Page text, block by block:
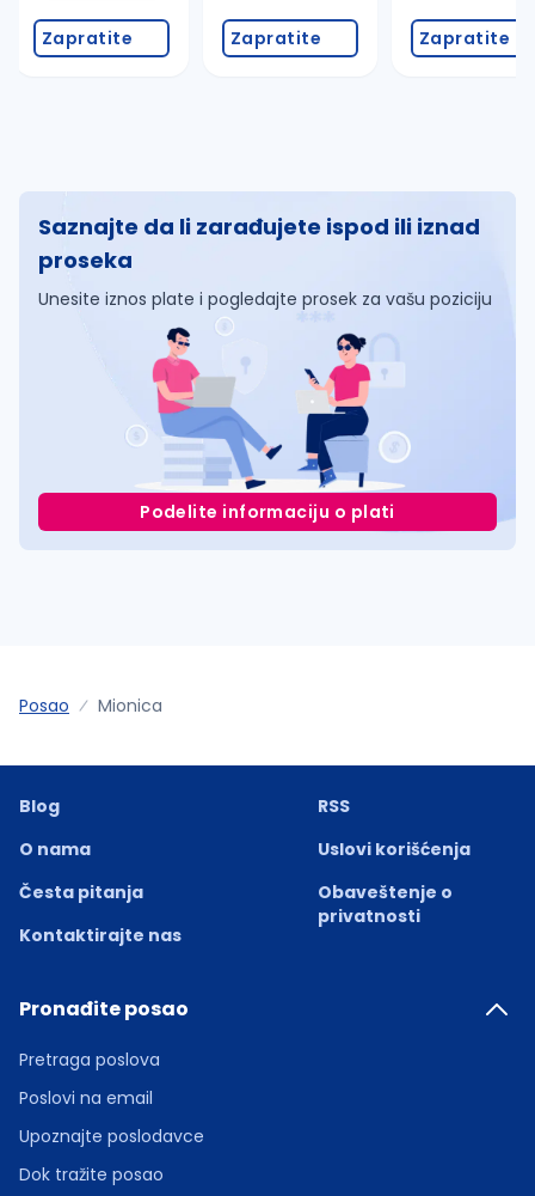
Zapratite Zapratite Zapratite
Saznajte da li zarađujete ispod ili iznad
proseka
Unesite iznos plate i pogledajte prosek za vašu poziciju
Podelite informaciju o plati
Posao Mionica
Blog
O nama
Česta pitanja
Kontaktirajte nas
RSS
Uslovi korišćenja
Obaveštenje o
privatnosti
Pronađite posao
Pretraga poslova
Poslovi na email
Upoznajte poslodavce
Dok tražite posao